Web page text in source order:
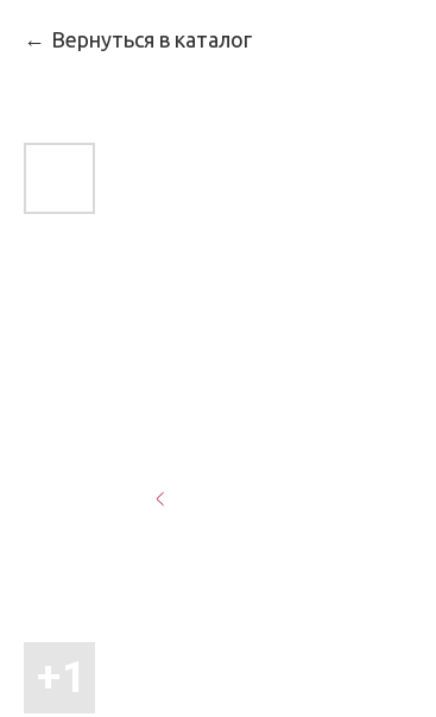
Вернуться в каталог